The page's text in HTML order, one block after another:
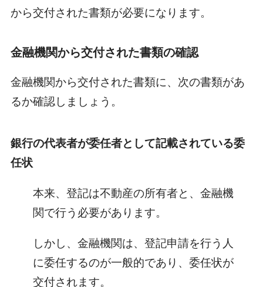
から交付された書類が必要になります。
金融機関から交付された書類の確認
金融機関から交付された書類に、次の書類があ
るか確認しましょう。
銀行の代表者が委任者として記載されている委
任状
本来、登記は不動産の所有者と、金融機
関で行う必要があります。
しかし、金融機関は、登記申請を行う人
に委任するのが一般的であり、委任状が
交付されます。